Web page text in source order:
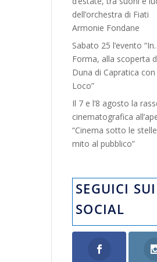
dell’orchestra di Fiati
Armonie Fondane
Sabato 25 l’evento
Forma, alla scoperta
Duna di Capratica
Loco”
Il 7 e l’8 agosto la
cinematografica
“Cinema sotto le
mito al pubblico”
SEGUICI SUI
SOCIAL